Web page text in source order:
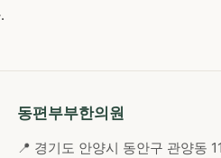
동편부부한의원
📍 경기도 안양시 동안구 관양동